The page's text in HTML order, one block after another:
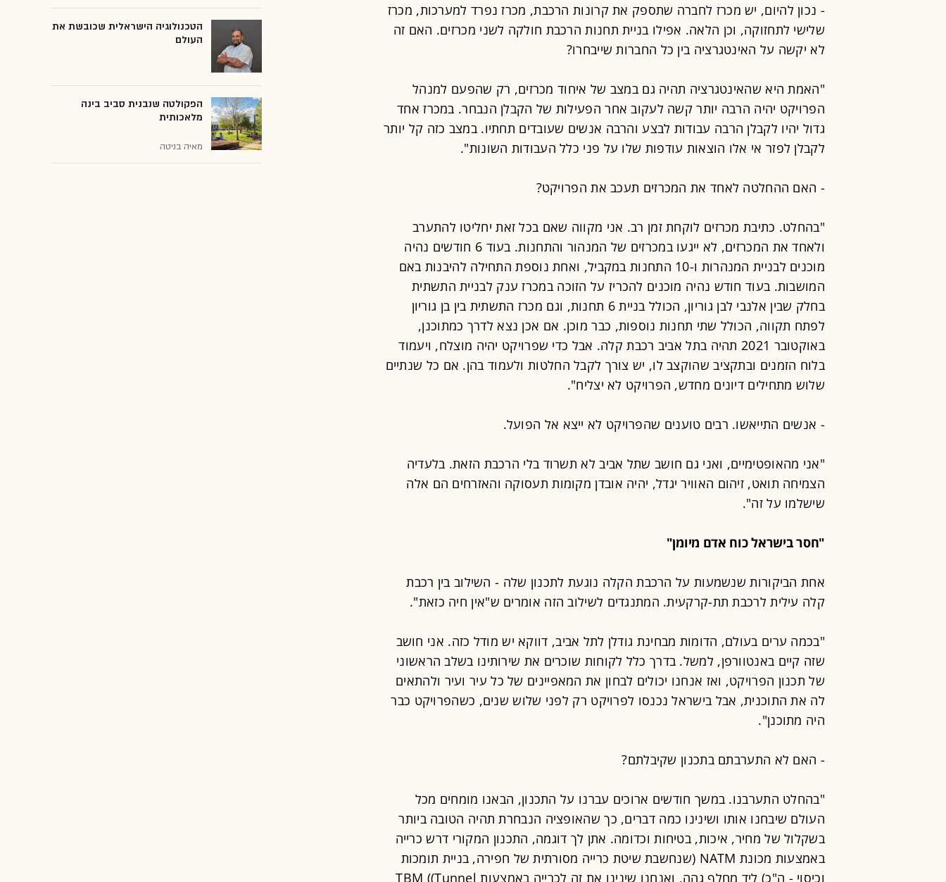
- נכון להיום, יש מכרז לחברה שתספק את קרונות הרכבת, מכרז נפרד למערכות, מכרז
שלישי לתחזוקה, וכן הלאה. אפילו בניית תחנות הרכבת חולקה לשני מכרזים. האם זה
לא יקשה על האינטגרציה בין כל החברות שייבחרו?
"האמת היא שהאינטגרציה תהיה גם במצב של איחוד מכרזים, רק שהפעם למנהל
הפרויקט יהיה הרבה יותר קשה לעקוב אחר הפעילות של הקבלן הנבחר. במכרז אחד
גדול יהיו לקבלן הרבה עבודות לבצע והרבה אנשים שעובדים תחתיו. במצב כזה קל יותר
לקבלן לפזר אי אלו הוצאות עודפות שלו על פני כלל העבודות השונות".
- האם ההחלטה לאחד את המכרזים תעכב את הפרויקט?
"בהחלט. כתיבת מכרזים לוקחת זמן רב. אני מקווה שאם בכל זאת יחליטו להתערב
ולאחד את המכרזים, לא ייגעו במכרזים של המנהור והתחנות. בעוד 6 חודשים נהיה
מוכנים לבניית המנהרות ו-10 התחנות במקביל, ואחת נוספת התחילה להיבנות באם
המושבות. בעוד חודש נהיה מוכנים להכריז על הזוכה במכרז ענק לבניית התשתית
בחלק שבין אלנבי לבן גוריון, הכולל בניית 6 תחנות, וגם מכרז התשתית בין בן גוריון
לפתח תקווה, הכולל שתי תחנות נוספות, כבר מוכן. אם אכן נצא לדרך כמתוכנן,
באוקטובר 2021 תהיה בתל אביב רכבת קלה. אבל כדי שפרויקט יהיה מוצלח, ויעמוד
בלוח הזמנים ובתקציב שהוקצב לו, יש צורך לקבל החלטות ולעמוד בהן. אם כל שנתיים
שלוש מתחילים דיונים מחדש, הפרויקט לא יצליח".
- אנשים התייאשו. רבים טוענים שהפרויקט לא ייצא אל הפועל.
"אני מהאופטימיים, ואני גם חושב שתל אביב לא תשרוד בלי הרכבת הזאת. בלעדיה
הצמיחה תואט, זיהום האוויר יגדל, יהיה אובדן מקומות תעסוקה והאזרחים הם אלה
שישלמו על זה".
"חסר בישראל כוח אדם מיומן"
אחת הביקורות שנשמעות על הרכבת הקלה נוגעת לתכנון שלה - השילוב בין רכבת
קלה עילית לרכבת תת-קרקעית. המתנגדים לשילוב הזה אומרים ש"אין חיה כזאת".
"בכמה ערים בעולם, הדומות מבחינת גודלן לתל אביב, דווקא יש מודל כזה. אני חושב
שזה קיים באנטוורפן, למשל. בדרך כלל לקוחות שוכרים את שירותינו בשלב הראשוני
של תכנון הפרויקט, ואז אנחנו יכולים לבחון את המאפיינים של כל עיר ועיר ולהתאים
לה את התוכנית, אבל בישראל נכנסו לפרויקט רק לפני שלוש שנים, כשהפרויקט כבר
היה מתוכנן".
- האם לא התערבתם בתכנון שקיבלתם?
"בהחלט התערבנו. במשך חודשים ארוכים עברנו על התכנון, הבאנו מומחים מכל
העולם שיבחנו אותו ושינינו כמה דברים, כך שהאופציה הנבחרת תהיה הטובה ביותר
בשקלול של מחיר, איכות, בטיחות וכדומה. אתן לך דוגמה, התכנון המקורי דרש כרייה
באמצעות מכונת NATM (שנחשבת שיטת כרייה מסורתית של חפירה, בניית תומכות
וכיסוי - ה"כ) ליד מחלף גהה, ואנחנו שינינו את זה לכרייה באמצעות TBM ((Tunnel
הטכנולוגיה הישראלית שכובשת את
העולם
הפקולטה שנבנית סביב בינה
מלאכותית
מאיה בניטה